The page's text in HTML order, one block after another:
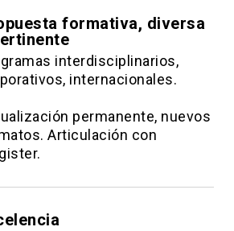
formativa, diversa
interdisciplinarios,
internacionales.
permanente, nuevos
Articulación con